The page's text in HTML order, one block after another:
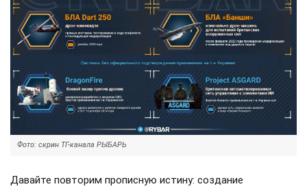
Фото: скрин ТГ-канала РЫБАРЬ
Давайте повторим прописную истину: создание